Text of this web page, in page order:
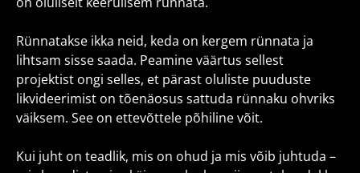
Rünnatakse ikka neid, keda on kergem rünnata ja
lihtsam sisse saada. Peamine väärtus sellest
projektist ongi selles, et pärast oluliste puuduste
likvideerimist on tõenäosus sattuda rünnaku ohvriks
väiksem. See on ettevõttele põhiline võit.
Kui juht on teadlik, mis on ohud ja mis võib juhtuda –